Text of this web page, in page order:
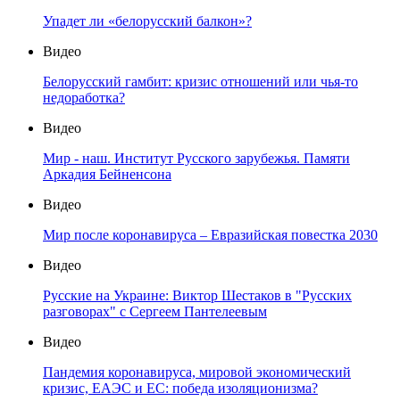
Упадет ли «белорусский балкон»?
Видео
Белорусский гамбит: кризис отношений или чья-то
недоработка?
Видео
Мир - наш. Институт Русского зарубежья. Памяти
Аркадия Бейненсона
Видео
Мир после коронавируса – Евразийская повестка 2030
Видео
Русские на Украине: Виктор Шестаков в "Русских
разговорах" с Сергеем Пантелеевым
Видео
Пандемия коронавируса, мировой экономический
кризис, ЕАЭС и ЕС: победа изоляционизма?